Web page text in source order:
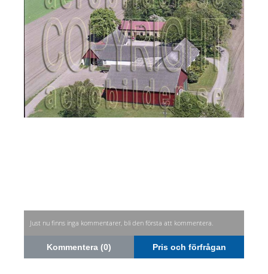
Just nu finns inga kommentarer, bli den första att kommentera.
Kommentera (0) Pris och förfrågan